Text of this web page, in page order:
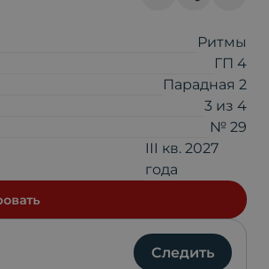
Ритмы
ГП 4
Парадная 2
3 из 4
№ 29
III кв. 2027
года
Следить